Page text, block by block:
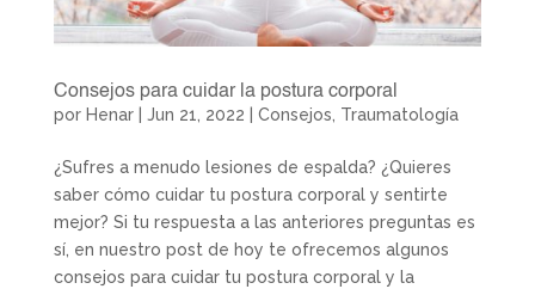
Consejos para cuidar la postura corporal
por Henar| Jun 21, 2022 Consejos Traumatología
¿Sufres a menudo lesiones de espalda? ¿Quieres
saber cómo cuidar tu postura corporal y sentirte
mejor? Si tu respuesta a las anteriores preguntas es
sí, en nuestro post de hoy te ofrecemos algunos
consejos para cuidar tu postura corporal y la